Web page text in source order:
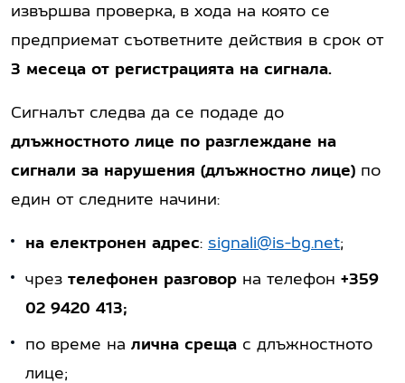
извършва проверка, в хода на която се
предприемат съответните действия в срок от
3 месеца от регистрацията на сигнала.
Сигналът следва да се подаде до
длъжностното лице по разглеждане на
сигнали за нарушения (длъжностно лице) по
един от следните начини:
на електронен адрес: signali@is-bg.net;
чрез телефонен разговор на телефон +359
02 9420 413;
по време на лична среща с длъжностното
лице;